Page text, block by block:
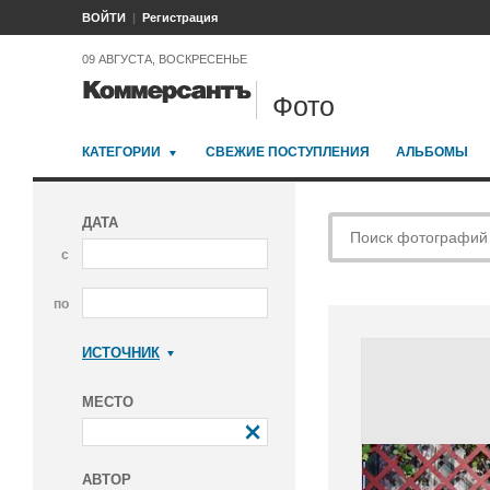
ВОЙТИ Регистрация
09 АВГУСТА, ВОСКРЕСЕНЬЕ
Фото
КАТЕГОРИИ СВЕЖИЕ ПОСТУПЛЕНИЯ АЛЬБОМЫ
ДАТА
с
по
ИСТОЧНИК
МЕСТО
АВТОР